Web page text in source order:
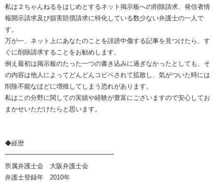
私は２ちゃんねるをはじめとするネット掲示板への削除請求、発信者情
報開示請求及び損害賠償請求に特化している数少ない弁護士の一人で
す。
万が一、ネット上にあなたのことを誹謗中傷する記事を見つけたら、す
ぐに削除請求することをお勧めします。
例え最初は掲示板のたった一つの書き込みに過ぎなかったとしても、そ
の内容は他人によってどんどんコピペされて拡散し、気がついた時には
削除不能なほどに増殖してしまう恐れがあります。
私はこの分野に関しての実績や経験が豊富にございますので安心してお
まかせいただけたらと思います。
◆経歴
━━━━━━━━━━━━━━━━━
所属弁護士会 大阪弁護士会
弁護士登録年 2010年